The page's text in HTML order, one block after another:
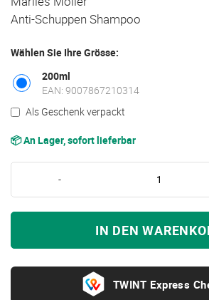
Anfang
der
springen
Anti-Schuppen Shampoo
Wählen Sie Ihre Grösse:
200ml
EAN: 9007867210314
Als Geschenk verpackt
📦 An Lager, sofort lieferbar
-
IN DEN
Express